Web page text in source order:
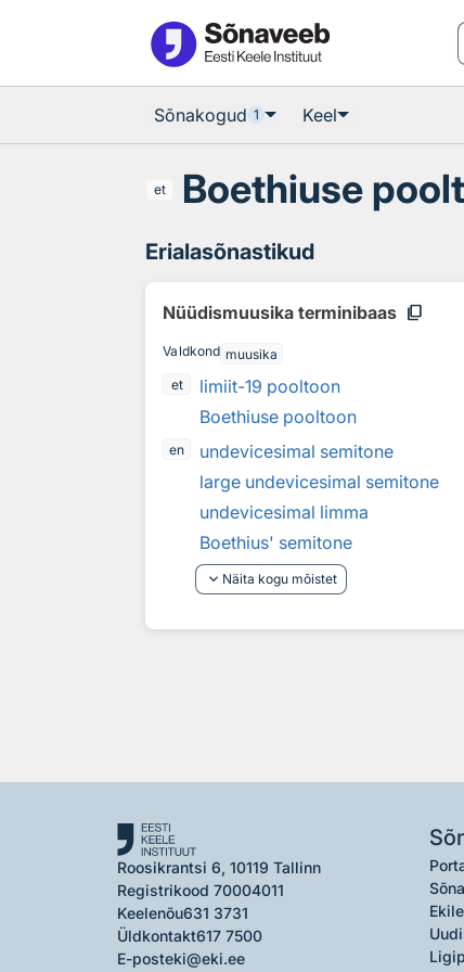
Sõnakogud 1 Keel
et Boethiuse
Erialasõnastikud
Nüüdismuusika terminibaas content_copy
Valdkond muusika
et
limiit-19 pooltoon
Boethiuse pooltoon
en
undevicesimal semitone
large undevicesimal semitone
undevicesimal limma
Boethius' semitone
keyboard_arrow_down Näita kogu mõistet
Roosikrantsi 6, 10119 Tallinn
Registrikood 70004011
Keelenõu631 3731
Üldkontakt617 7500
E-posteki@eki.ee